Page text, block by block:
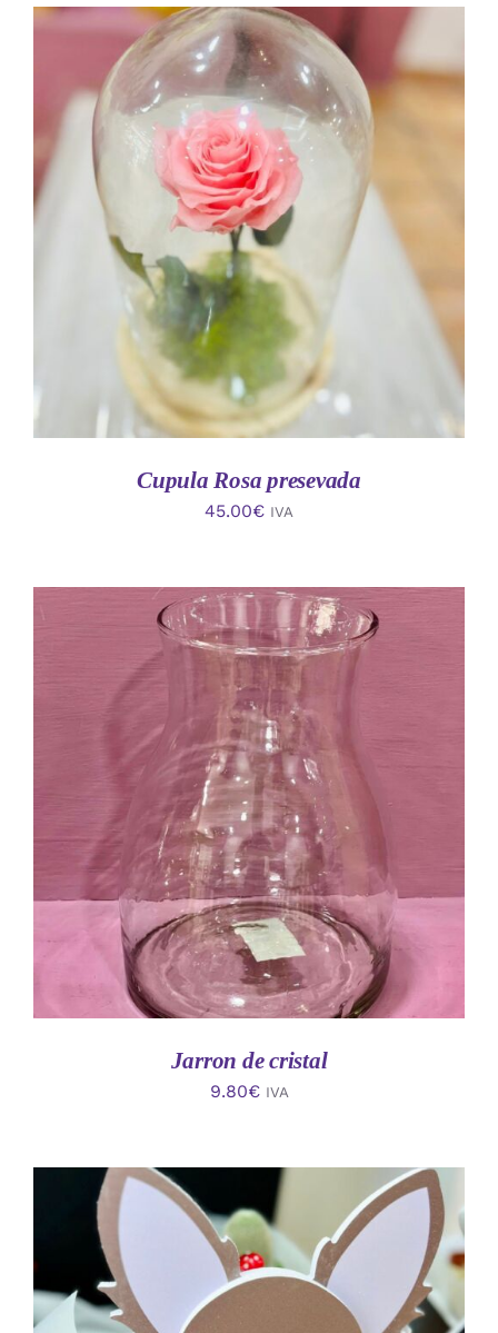
AÑADIR AL CARRITO
DETALLES
Cupula Rosa presevada
45.00€ IVA
AÑADIR AL CARRITO
DETALLES
Jarron de cristal
9.80€ IVA